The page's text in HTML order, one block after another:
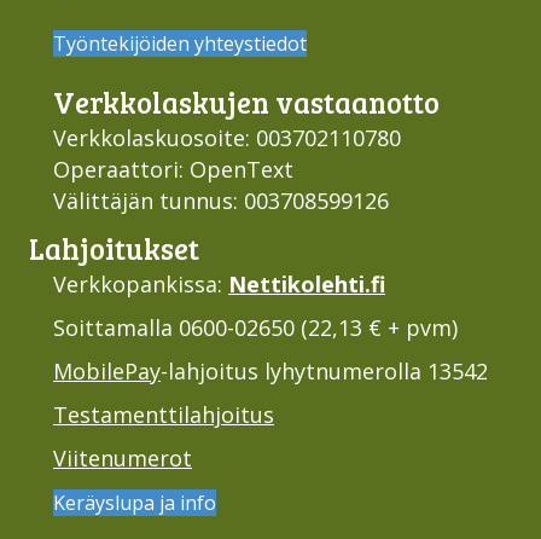
Työntekijöiden yhteystiedot
Verkko­laskujen vastaan­otto
Verkkolaskuosoite: 003702110780
Operaattori: OpenText
Välittäjän tunnus: 003708599126
Lahjoi­tukset
Verkkopankissa: Nettikolehti.fi
Soittamalla 0600-02650 (22,13 € + pvm)
MobilePay-lahjoitus lyhytnumerolla 13542
Testamenttilahjoitus
Viitenumerot
Keräyslupa ja info